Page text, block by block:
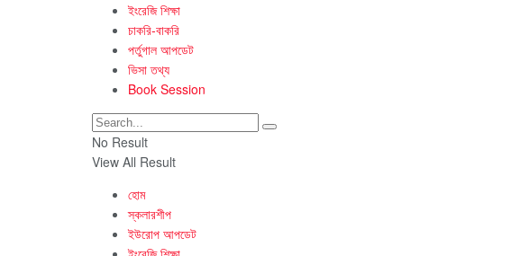
ইংরেজি শিক্ষা
চাকরি-বাকরি
পর্তুগাল আপডেট
ভিসা তথ্য
Book Session
No Result
View All Result
হোম
স্কলারশীপ
ইউরোপ আপডেট